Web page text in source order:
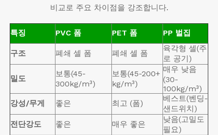
비교로 주요 차이점을 강조합니다.
특징 PVC 폼 PET 폼 PP 벌집
구조 폐쇄 셀 폼 폐쇄 셀 폼
육각형 셀(주
로 공기)
밀도
보통(45-
300kg/m³)
보통(45-200+
kg/m³)
매우 낮음
(30-
100kg/m³)
강성/무게
좋은 최고 (폼)
베스트(벤딩-
샌드위치)
전단강도
좋은 매우 좋은
낮음(고밀도
필요)